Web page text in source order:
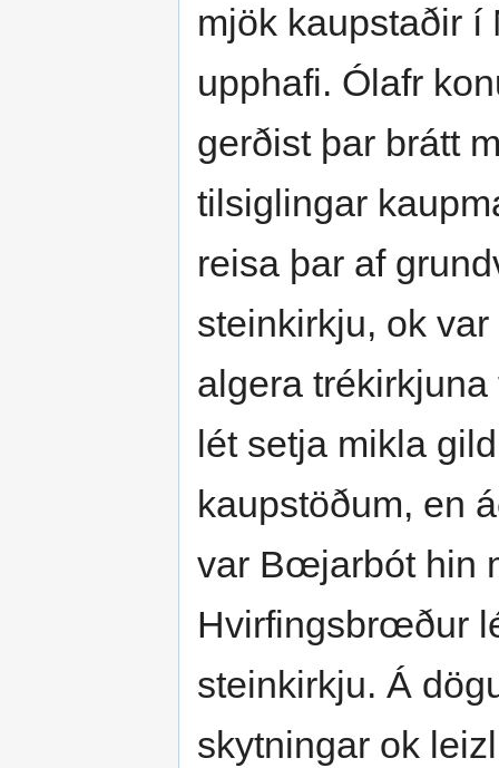
mjök kaupstaðir í
upphafi. Ólafr
gerðist þar brátt
tilsiglingar
reisa þar af
steinkirkju, ok
algera
lét setja mikla
kaupstöðum, en
var Bœjarbót hin
Hvirfingsbrœður
steinkirkju. Á
skytningar ok